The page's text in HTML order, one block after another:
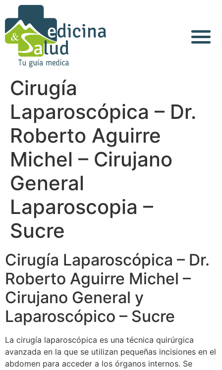
Cirugía
Laparoscópica – Dr.
Roberto Aguirre
Michel – Cirujano
General
Laparoscopia –
Sucre
Cirugía Laparoscópica – Dr.
Roberto Aguirre Michel –
Cirujano General y
Laparoscópico – Sucre
La cirugía laparoscópica es una técnica quirúrgica
avanzada en la que se utilizan pequeñas incisiones en el
abdomen para acceder a los órganos internos. Se